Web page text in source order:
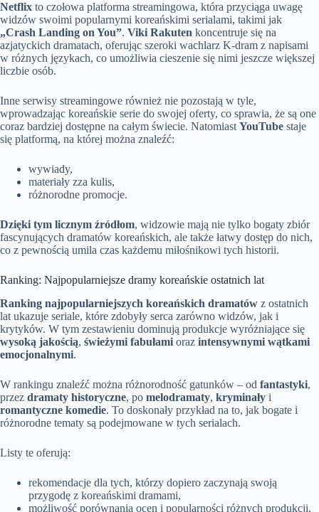
Netflix to czołowa platforma streamingowa, która przyciąga uwagę
widzów swoimi popularnymi koreańskimi serialami, takimi jak
„Crash Landing on You”. Viki Rakuten koncentruje się na
azjatyckich dramatach, oferując szeroki wachlarz K-dram z napisami
w różnych językach, co umożliwia cieszenie się nimi jeszcze większej
liczbie osób.
Inne serwisy streamingowe również nie pozostają w tyle,
wprowadzając koreańskie serie do swojej oferty, co sprawia, że są one
coraz bardziej dostępne na całym świecie. Natomiast YouTube staje
się platformą, na której można znaleźć:
wywiady,
materiały zza kulis,
różnorodne promocje.
Dzięki tym licznym źródłom, widzowie mają nie tylko bogaty zbiór
fascynujących dramatów koreańskich, ale także łatwy dostęp do nich,
co z pewnością umila czas każdemu miłośnikowi tych historii.
Ranking: Najpopularniejsze dramy koreańskie ostatnich lat
Ranking najpopularniejszych koreańskich dramatów z ostatnich
lat ukazuje seriale, które zdobyły serca zarówno widzów, jak i
krytyków. W tym zestawieniu dominują produkcje wyróżniające się
wysoką jakością, świeżymi fabułami oraz intensywnymi wątkami
emocjonalnymi.
W rankingu znaleźć można różnorodność gatunków – od fantastyki,
przez dramaty historyczne, po melodramaty, kryminały i
romantyczne komedie. To doskonały przykład na to, jak bogate i
różnorodne tematy są podejmowane w tych serialach.
Listy te oferują:
rekomendacje dla tych, którzy dopiero zaczynają swoją
przygodę z koreańskimi dramami,
możliwość porównania ocen i popularności różnych produkcji,